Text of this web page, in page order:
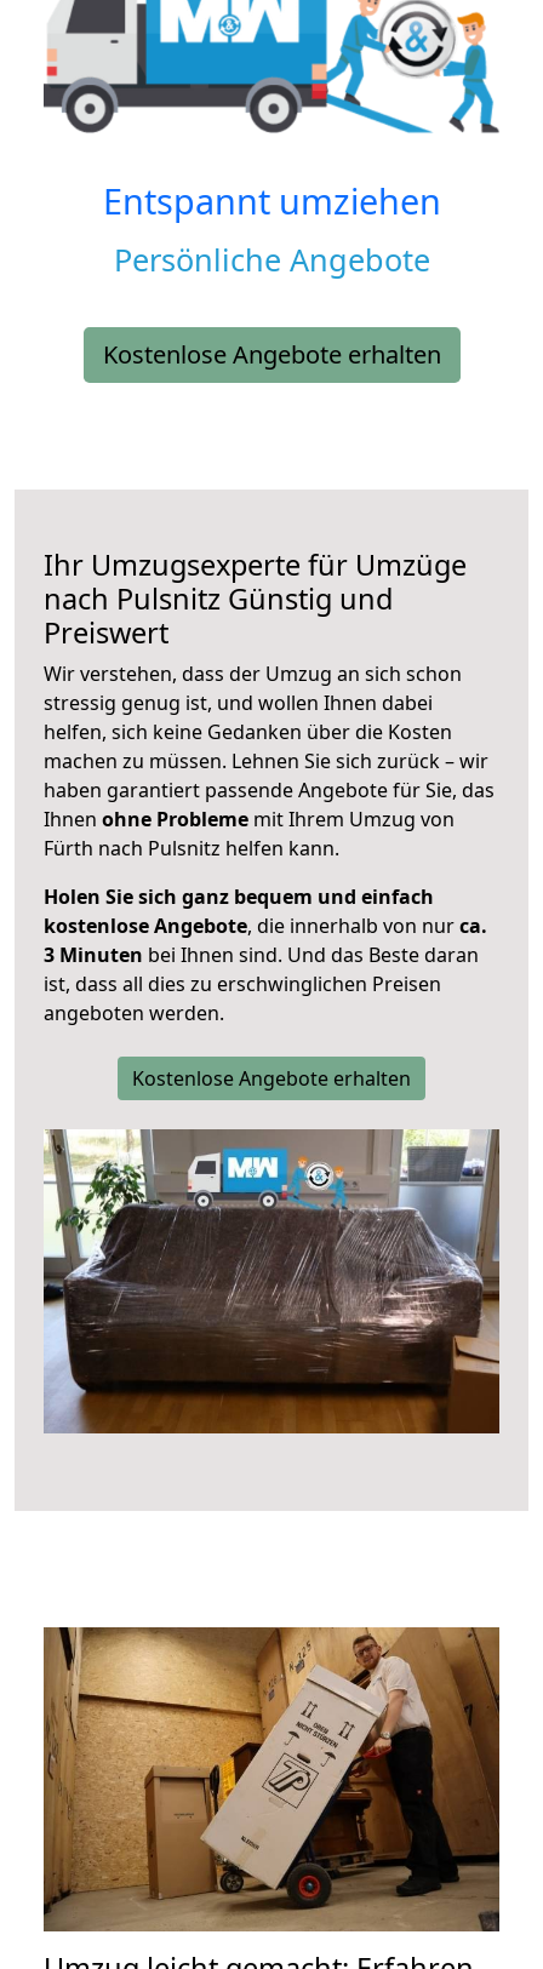
Entspannt umziehen
Persönliche Angebote
Kostenlose Angebote erhalten
Ihr Umzugsexperte für Umzüge
nach Pulsnitz Günstig und
Preiswert
Wir verstehen, dass der Umzug an sich schon
stressig genug ist, und wollen Ihnen dabei
helfen, sich keine Gedanken über die Kosten
machen zu müssen. Lehnen Sie sich zurück – wir
haben garantiert passende Angebote für Sie, das
Ihnen ohne Probleme mit Ihrem Umzug von
Fürth nach Pulsnitz helfen kann.
Holen Sie sich ganz bequem und einfach
kostenlose Angebote, die innerhalb von nurca.
3 Minuten bei Ihnen sind. Und das Beste daran
ist, dass all dies zu erschwinglichen Preisen
angeboten werden.
Kostenlose Angebote erhalten